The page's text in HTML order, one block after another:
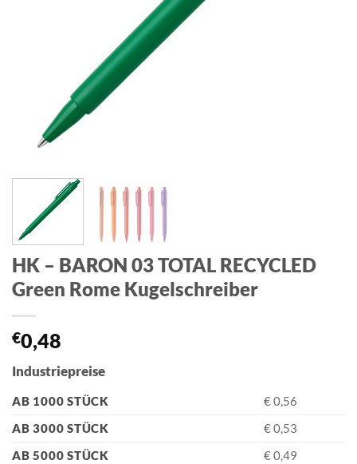
HK – BARON 03 TOTAL RECYCLED
Green Rome Kugelschreiber
€0,48
Industriepreise
AB 1000 STÜCK
€ 0,56
AB 3000 STÜCK
€ 0,53
AB 5000 STÜCK
€ 0,49